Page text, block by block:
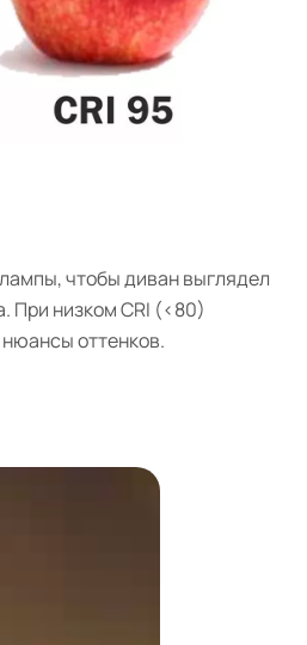
чтобы диван выглядел
При низком CRI (<80)
оттенков.